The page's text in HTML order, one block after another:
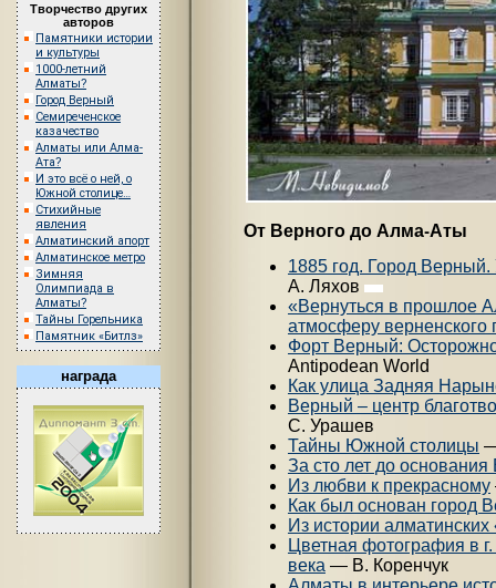
Творчество других
авторов
Памятники истории
и культуры
1000-летний
Алматы?
Город Верный
Семиреченское
казачество
Алматы или Алма-
Ата?
И это всё о ней, о
Южной столице…
Стихийные
явления
Алматинский апорт
Алматинское метро
Зимняя
Олимпиада в
Алматы?
Тайны Горельника
Памятник «Битлз»
награда
От Верного до Алма-Аты
1885 год. Город
А. Ляхов
«Вернуться в прошлое
атмосферу верненского
Форт Верный:
Antipodean World
Как улица Задняя
Верный – центр
C. Урашев
Тайны Южной столицы
За сто лет до основания
Из любви к прекрасному
Как был основан город
Из истории
Цветная фотография в
века — В. Коренчук